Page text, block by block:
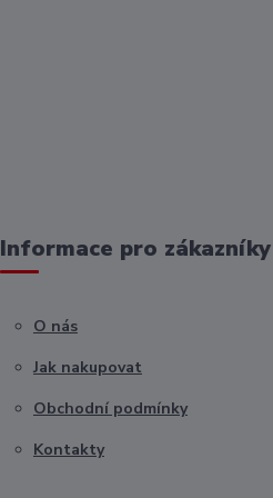
Informace pro zákazníky
O nás
Jak nakupovat
Obchodní podmínky
Kontakty